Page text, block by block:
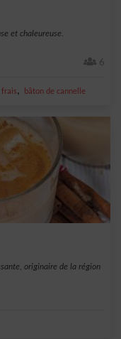
et chaleureuse.
6
, bâton de cannelle
originaire de la région